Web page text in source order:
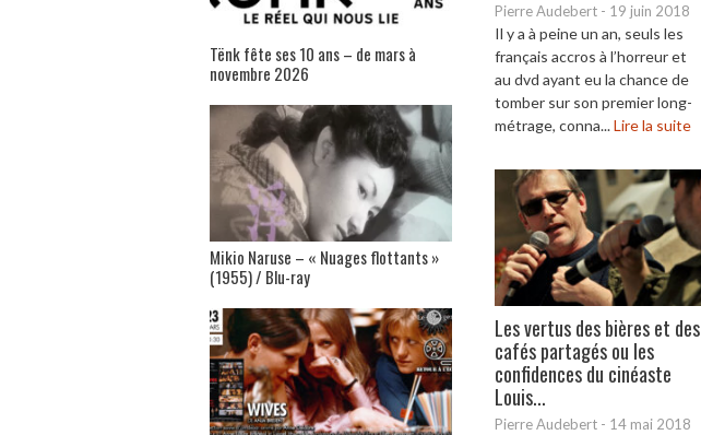
Pierre Audebert - 19 juin 2018
Il y a à peine un an, seuls les
français accros à l’horreur et
au dvd ayant eu la chance de
tomber sur son premier long-
métrage, conna...Lire la suite
Les vertus des bières et des
cafés partagés ou les
confidences du cinéaste
Louis...
Pierre Audebert - 14 mai 2018
Tënk fête ses 10 ans – de mars à
novembre 2026
Mikio Naruse – « Nuages flottants »
(1955) / Blu-ray